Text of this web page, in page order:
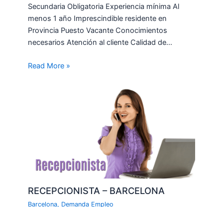
Secundaria Obligatoria Experiencia mínima Al
menos 1 año Imprescindible residente en
Provincia Puesto Vacante Conocimientos
necesarios Atención al cliente Calidad de…
Read More »
RECEPCIONISTA – BARCELONA
Barcelona, Demanda Empleo